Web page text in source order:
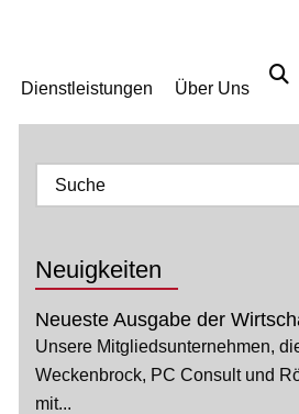
Dienstleistungen Über Uns
Neuigkeiten
Neueste Ausgabe der
Unsere Mitgliedsunternehmen,
Weckenbrock, PC Consult und
mit...